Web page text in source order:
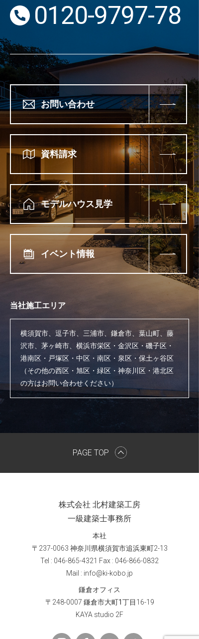
0120-9797-78
お問い合わせ
資料請求
モデルハウス見学
イベント情報
当社施工エリア
横須賀市、逗子市、三浦市、鎌倉市、葉山町、藤
沢市、茅ヶ崎市、横浜市栄区・金沢区・磯子区・
港南区・戸塚区・中区・南区・泉区・保土ヶ谷区
（その他の西区・旭区・緑区・神奈川区・港北区
の方はお問い合わせください）
PAGE TOP
株式会社 北村建築工房
一級建築士事務所
本社
〒 237-0063 神奈川県横須賀市追浜東町2-13
Tel : 046-865-4321 Fax : 046-866-0832
Mail : info@ki-kobo.jp
鎌倉オフィス
〒 248-0007 鎌倉市大町1丁目 16-19
KAYA studio 2F